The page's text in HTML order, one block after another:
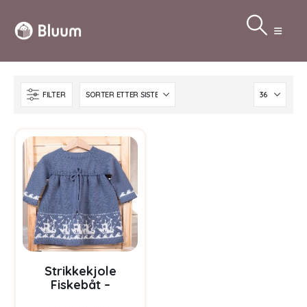
FILTER
Strikkekjole
Fiskebåt –